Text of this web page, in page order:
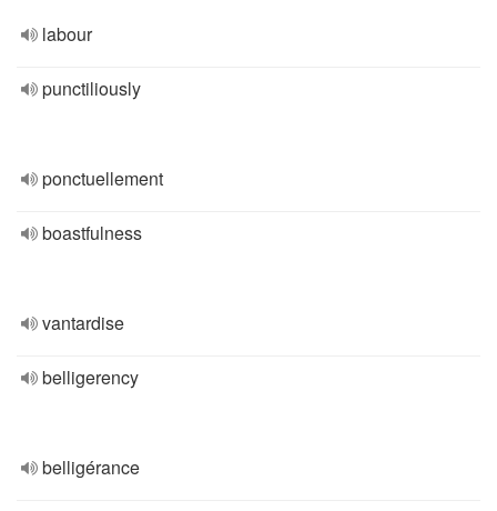
labour
punctiliously
ponctuellement
boastfulness
vantardise
belligerency
belligérance